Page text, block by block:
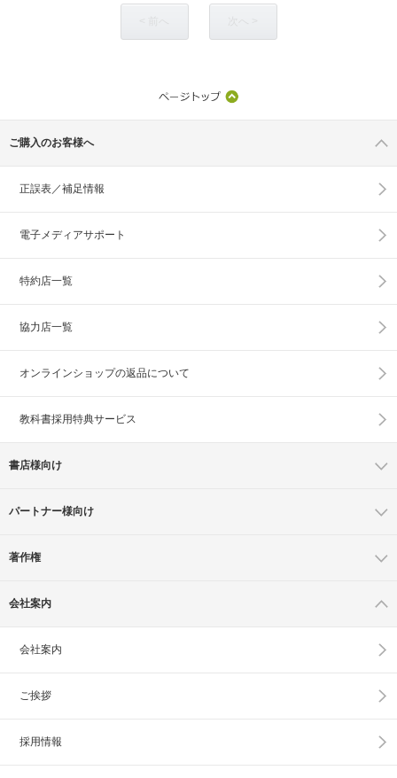
ご購入のお客様へ
正誤表／補足情報
電子メディアサポート
特約店一覧
協力店一覧
オンラインショップの返品について
教科書採用特典サービス
書店様向け
パートナー様向け
著作権
会社案内
会社案内
ご挨拶
採用情報